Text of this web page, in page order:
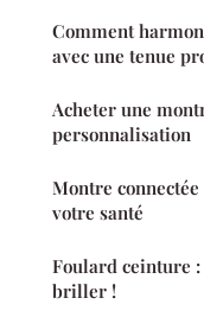
Comment
avec une tenue
Acheter une
personnalisation
Montre
votre santé
Foulard ceinture
briller !